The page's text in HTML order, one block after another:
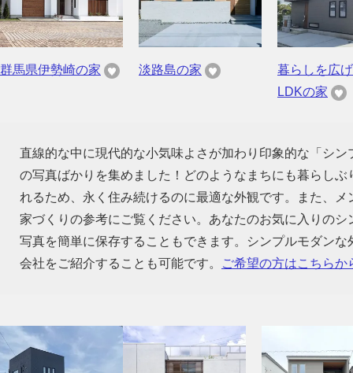
群馬県伊勢崎の家 淡路島の家
暮らしを広
LDKの家
直線的な中に現代的な小気味よさが加わり印象的な「シ
の写真ばかりを集めました！どのようなまちにも暮らし
れるため、永く住み続けるのに最適な外観です。また、
家づくりの参考にご覧ください。あなたのお気に入りの
写真を簡単に保存することもできます。シンプルモダン
会社をご紹介することも可能です。
ご希望の方はこちらか